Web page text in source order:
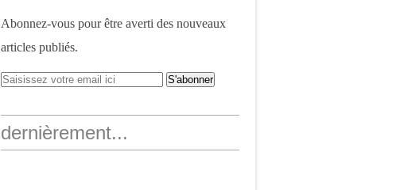
Abonnez-vous pour être averti des nouveaux
articles publiés.
dernièrement...